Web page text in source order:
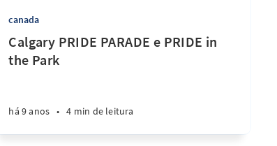
canada
Calgary PRIDE PARADE e PRIDE in
the Park
há 9 anos • 4 min de leitura